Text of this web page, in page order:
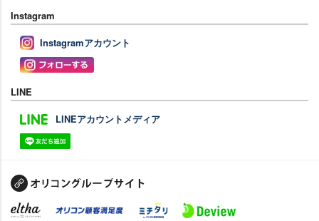
Instagram
Instagramアカウント
LINE
LINEアカウントメディア